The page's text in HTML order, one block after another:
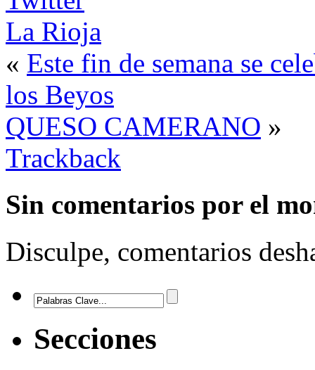
La Rioja
« Este fin de semana se
los Beyos
QUESO CAMERANO »
Trackback
Sin comentarios por el
Disculpe, comentarios
Secciones